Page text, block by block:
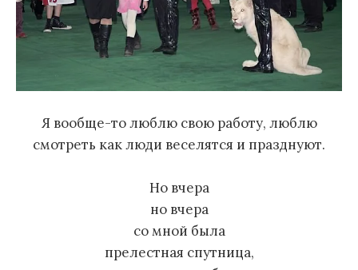
Я вообще-то люблю свою работу, люблю
смотреть как люди веселятся и празднуют.
Но вчера
но вчера
со мной была
прелестная спутница,